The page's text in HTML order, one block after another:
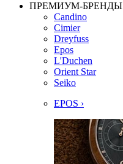
ПРЕМИУМ-БРЕНДЫ
Candino
Cimier
Dreyfuss
Epos
L'Duchen
Orient Star
Seiko
EPOS ›